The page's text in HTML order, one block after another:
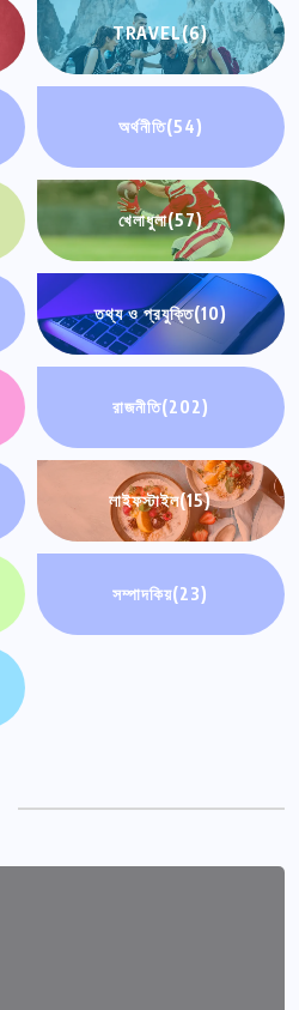
TRAVEL(6)
অর্থনীতি(54)
খেলাধুলা(57)
তথ্য ও প্রযুক্তি(10)
রাজনীতি(202)
লাইফস্টাইল(15)
সম্পাদকিয়(23)